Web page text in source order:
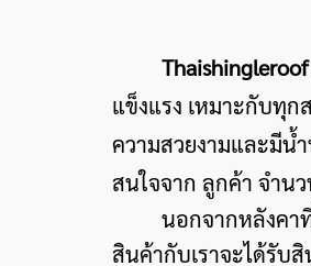
Thaishingleroof
แข็งแรง เหมาะกับทุ
ความสวยงามและมีน้
สนใจจาก ลูกค้า จำน
นอกจากหลังคาที่มี
สินค้ากับเราจะได้รับ